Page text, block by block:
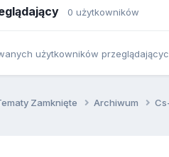
0 użytkowników
użytkowników
Zamknięte Archiwum